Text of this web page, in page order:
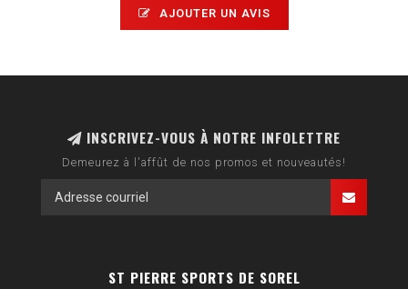
AJOUTER UN AVIS
INSCRIVEZ-VOUS À NOTRE INFOLETTRE
Demeurez à l'affût de nos promos et nouveautés!
ST PIERRE SPORTS DE SOREL